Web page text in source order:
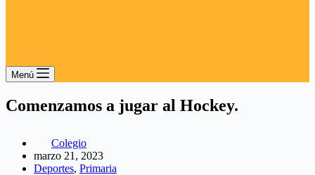
Menú
Comenzamos a jugar al Hockey.
Colegio
marzo 21, 2023
Deportes, Primaria